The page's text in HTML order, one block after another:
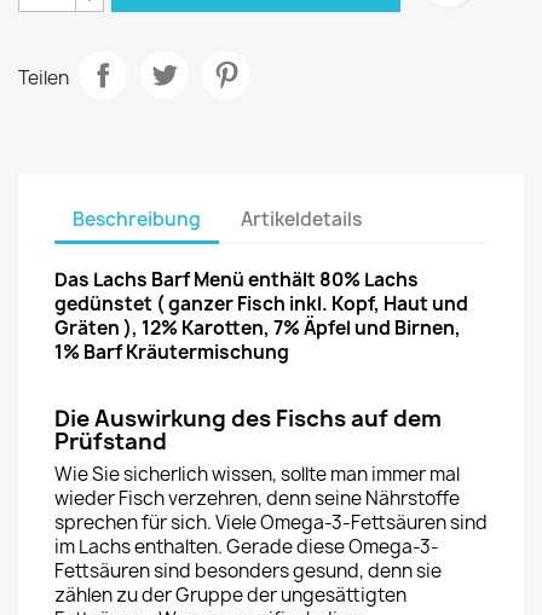
Teilen
Beschreibung Artikeldetails
Das Lachs Barf Menü enthält 80% Lachs
gedünstet ( ganzer Fisch inkl. Kopf, Haut und
Gräten ), 12% Karotten, 7% Äpfel und Birnen,
1% Barf Kräutermischung
Die Auswirkung des Fischs auf dem
Prüfstand
Wie Sie sicherlich wissen, sollte man immer mal
wieder Fisch verzehren, denn seine Nährstoffe
sprechen für sich. Viele Omega-3-Fettsäuren sind
im Lachs enthalten. Gerade diese Omega-3-
Fettsäuren sind besonders gesund, denn sie
zählen zu der Gruppe der ungesättigten